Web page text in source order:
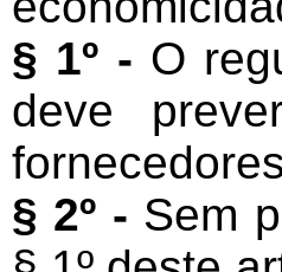
§ 1º - O
deve
§ 2º - Sem